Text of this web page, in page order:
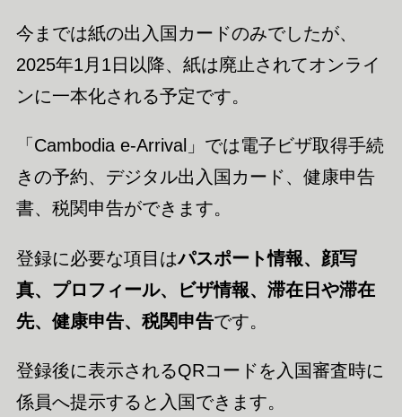
今までは紙の出入国カードのみでしたが、
2025年1月1日以降、紙は廃止されてオンライ
ンに一本化される予定です。
「Cambodia e-Arrival」では電子ビザ取得手続
きの予約、デジタル出入国カード、健康申告
書、税関申告ができます。
登録に必要な項目はパスポート情報、顔写
真、プロフィール、ビザ情報、滞在日や滞在
先、健康申告、税関申告です。
登録後に表示されるQRコードを入国審査時に
係員へ提示すると入国できます。